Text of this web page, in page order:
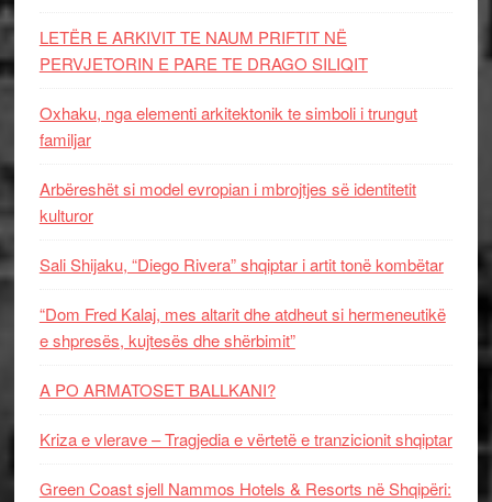
LETËR E ARKIVIT TE NAUM PRIFTIT NË
PERVJETORIN E PARE TE DRAGO SILIQIT
Oxhaku, nga elementi arkitektonik te simboli i trungut
familjar
Arbëreshët si model evropian i mbrojtjes së identitetit
kulturor
Sali Shijaku, “Diego Rivera” shqiptar i artit tonë kombëtar
“Dom Fred Kalaj, mes altarit dhe atdheut si hermeneutikë
e shpresës, kujtesës dhe shërbimit”
A PO ARMATOSET BALLKANI?
Kriza e vlerave – Tragjedia e vërtetë e tranzicionit shqiptar
Green Coast sjell Nammos Hotels & Resorts në Shqipëri: